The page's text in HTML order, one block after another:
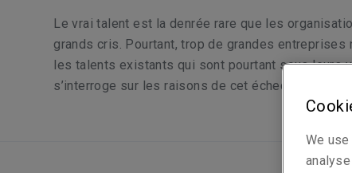
Le vrai talent est la denrée rare que les
grands cris. Pourtant, trop de grandes entreprises
les talents existants qui sont pourtant sous leurs
s’interroge sur les raisons de cet échec.
We